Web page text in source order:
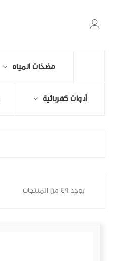
مضخات المياه
أدوات كهربائية
يوجد 49 من المنتجات